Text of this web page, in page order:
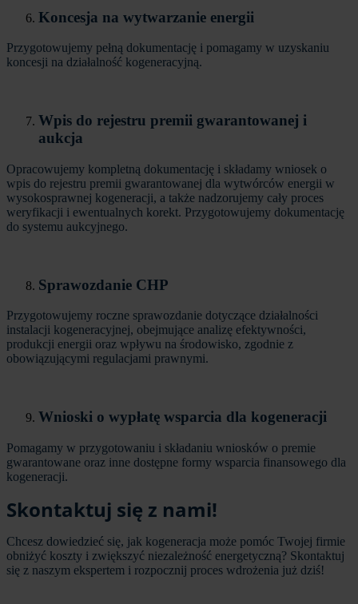
Koncesja na wytwarzanie energii
Przygotowujemy pełną dokumentację i pomagamy w uzyskaniu
koncesji na działalność kogeneracyjną.
Wpis do rejestru premii gwarantowanej i
aukcja
Opracowujemy kompletną dokumentację i składamy wniosek o
wpis do rejestru premii gwarantowanej dla wytwórców energii w
wysokosprawnej kogeneracji, a także nadzorujemy cały proces
weryfikacji i ewentualnych korekt. Przygotowujemy dokumentację
do systemu aukcyjnego.
Sprawozdanie CHP
Przygotowujemy roczne sprawozdanie dotyczące działalności
instalacji kogeneracyjnej, obejmujące analizę efektywności,
produkcji energii oraz wpływu na środowisko, zgodnie z
obowiązującymi regulacjami prawnymi.
Wnioski o wypłatę wsparcia dla kogeneracji
Pomagamy w przygotowaniu i składaniu wniosków o premie
gwarantowane oraz inne dostępne formy wsparcia finansowego dla
kogeneracji.
Skontaktuj się z nami!
Chcesz dowiedzieć się, jak kogeneracja może pomóc Twojej firmie
obniżyć koszty i zwiększyć niezależność energetyczną? Skontaktuj
się z naszym ekspertem i rozpocznij proces wdrożenia już dziś!